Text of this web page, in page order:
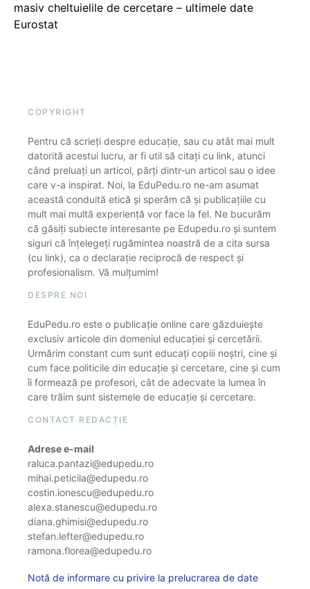
masiv cheltuielile de cercetare – ultimele date
Eurostat
COPYRIGHT
Pentru că scrieți despre educație, sau cu atât mai mult
datorită acestui lucru, ar fi util să citați cu link, atunci
când preluați un articol, părți dintr-un articol sau o idee
care v-a inspirat. Noi, la EduPedu.ro ne-am asumat
această conduită etică și sperăm că și publicațiile cu
mult mai multă experiență vor face la fel. Ne bucurăm
că găsiți subiecte interesante pe Edupedu.ro și suntem
siguri că înțelegeți rugămintea noastră de a cita sursa
(cu link), ca o declarație reciprocă de respect și
profesionalism. Vă mulțumim!
DESPRE NOI
EduPedu.ro este o publicație online care găzduiește
exclusiv articole din domeniul educației și cercetării.
Urmărim constant cum sunt educați copiii noștri, cine și
cum face politicile din educație și cercetare, cine și cum
îi formează pe profesori, cât de adecvate la lumea în
care trăim sunt sistemele de educație și cercetare.
CONTACT REDACȚIE
Adrese e-mail
raluca.pantazi@edupedu.ro
mihai.peticila@edupedu.ro
costin.ionescu@edupedu.ro
alexa.stanescu@edupedu.ro
diana.ghimisi@edupedu.ro
stefan.lefter@edupedu.ro
ramona.florea@edupedu.ro
Notă de informare cu privire la prelucrarea de date